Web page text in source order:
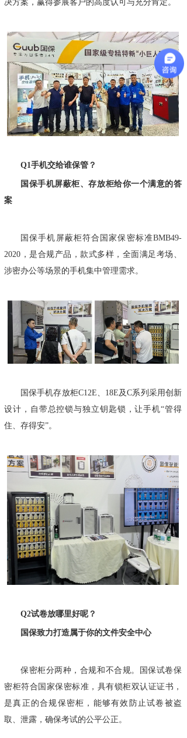
决方案，赢得参展客户的高度认可与充分肯定。
Q1手机交给谁保管？
国保手机屏蔽柜、存放柜给你一个满意的答
案
国保手机屏蔽柜符合国家保密标准BMB49-
2020，是合规产品，款式多样，全面满足考场、
涉密办公等场景的手机集中管理需求。
国保手机存放柜C12E、18E及C系列采用创新
设计，自带总控锁与独立钥匙锁，让手机“管得
住、存得安”。
Q2试卷放哪里好呢？
国保致力打造属于你的文件安全中心
保密柜分两种，合规和不合规。国保试卷保
密柜符合国家保密标准，具有锁柜双认证证书，
是真正的合规保密柜，能够有效防止试卷被盗
取、泄露，确保考试的公平公正。